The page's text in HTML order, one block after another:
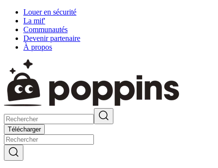
Louer en sécurité
La mif'
Communautés
Devenir partenaire
À propos
Télécharger